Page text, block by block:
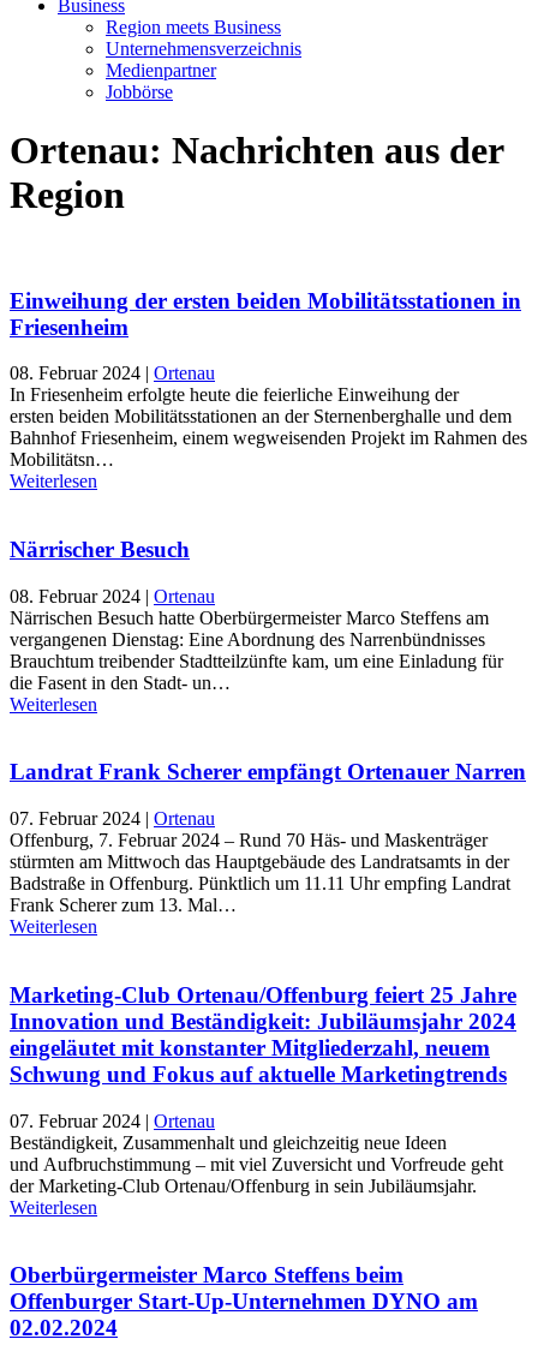
Business
Region meets Business
Unternehmensverzeichnis
Medienpartner
Jobbörse
Ortenau: Nachrichten aus der
Region
Einweihung der ersten beiden Mobilitätsstationen in
Friesenheim
08. Februar 2024 | Ortenau
In Friesenheim erfolgte heute die feierliche Einweihung der
ersten beiden Mobilitätsstationen an der Sternenberghalle und dem
Bahnhof Friesenheim, einem wegweisenden Projekt im Rahmen des
Mobilitätsn…
Weiterlesen
Närrischer Besuch
08. Februar 2024 | Ortenau
Närrischen Besuch hatte Oberbürgermeister Marco Steffens am
vergangenen Dienstag: Eine Abordnung des Narrenbündnisses
Brauchtum treibender Stadtteilzünfte kam, um eine Einladung für
die Fasent in den Stadt- un…
Weiterlesen
Landrat Frank Scherer empfängt Ortenauer Narren
07. Februar 2024 | Ortenau
Offenburg, 7. Februar 2024 – Rund 70 Häs- und Maskenträger
stürmten am Mittwoch das Hauptgebäude des Landratsamts in der
Badstraße in Offenburg. Pünktlich um 11.11 Uhr empfing Landrat
Frank Scherer zum 13. Mal…
Weiterlesen
Marketing-Club Ortenau/Offenburg feiert 25 Jahre
Innovation und Beständigkeit: Jubiläumsjahr 2024
eingeläutet mit konstanter Mitgliederzahl, neuem
Schwung und Fokus auf aktuelle Marketingtrends
07. Februar 2024 | Ortenau
Beständigkeit, Zusammenhalt und gleichzeitig neue Ideen
und Aufbruchstimmung – mit viel Zuversicht und Vorfreude geht
der Marketing-Club Ortenau/Offenburg in sein Jubiläumsjahr.
Weiterlesen
Oberbürgermeister Marco Steffens beim
Offenburger Start-Up-Unternehmen DYNO am
02.02.2024